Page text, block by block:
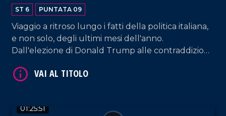
ST 6 PUNTATA 09
Viaggio a ritroso lungo i fatti della politica italiana,
e non solo, degli ultimi mesi dell'anno.
Dall'elezione di Donald Trump alle contraddizioni
opposizione. Dalle elezioni regionali in Emilia
latitudini calabre.
01:25:51
VAI AL TITOLO